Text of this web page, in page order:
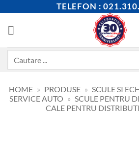
content
TELEFON :
HOME » PRODUSE » SCULE SI
SERVICE AUTO » SCULE PENTRU
CALE PENTRU